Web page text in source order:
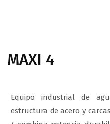
MAXI 4
Equipo industrial de
estructura de acero y